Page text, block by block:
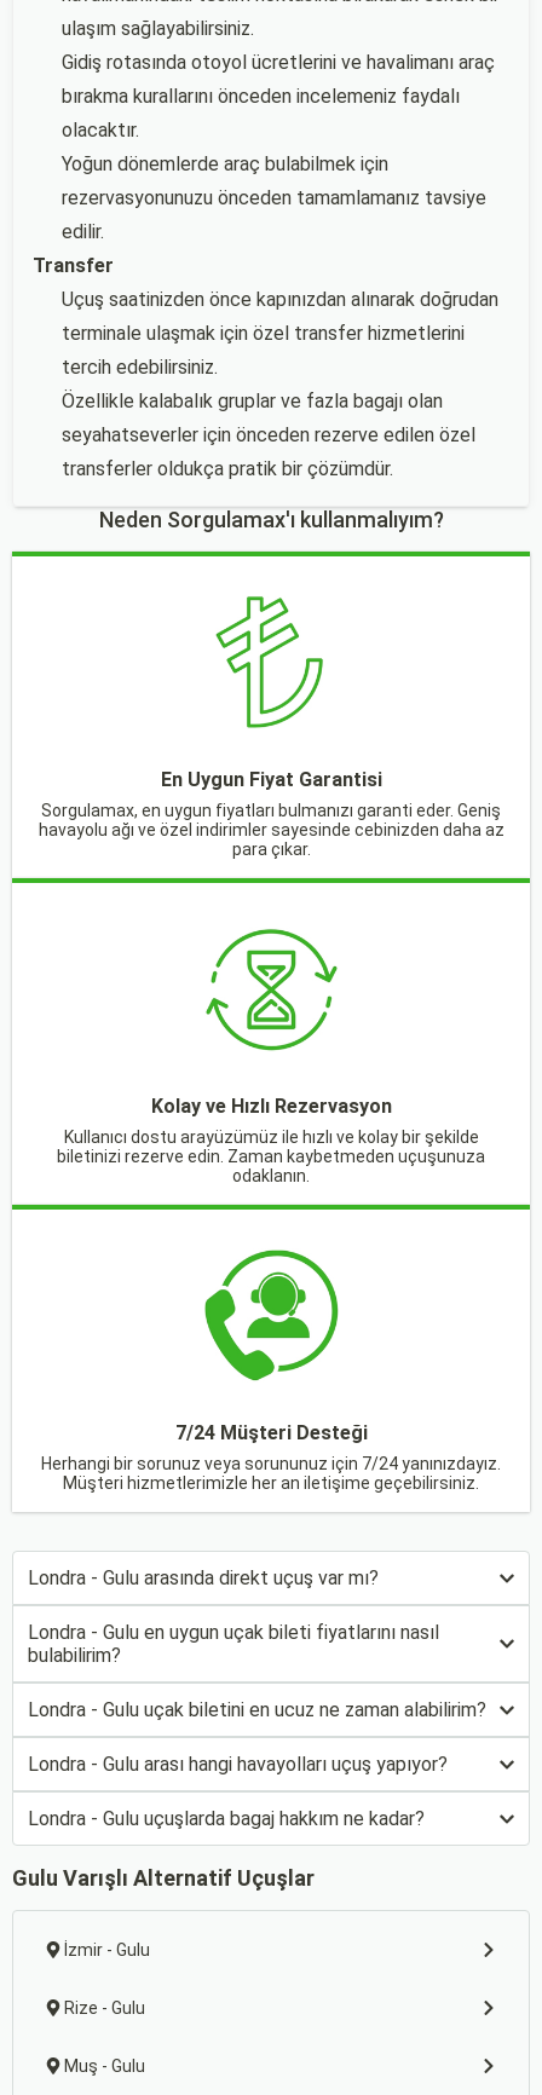
ulaşım sağlayabilirsiniz.
Gidiş rotasında otoyol ücretlerini ve havalimanı araç
bırakma kurallarını önceden incelemeniz faydalı
olacaktır.
Yoğun dönemlerde araç bulabilmek için
rezervasyonunuzu önceden tamamlamanız tavsiye
edilir.
Transfer
Uçuş saatinizden önce kapınızdan alınarak doğrudan
terminale ulaşmak için özel transfer hizmetlerini
tercih edebilirsiniz.
Özellikle kalabalık gruplar ve fazla bagajı olan
seyahatseverler için önceden rezerve edilen özel
transferler oldukça pratik bir çözümdür.
Neden Sorgulamax'ı kullanmalıyım?
En Uygun Fiyat Garantisi
Sorgulamax, en uygun fiyatları bulmanızı garanti eder. Geniş
havayolu ağı ve özel indirimler sayesinde cebinizden daha az
para çıkar.
Kolay ve Hızlı Rezervasyon
Kullanıcı dostu arayüzümüz ile hızlı ve kolay bir şekilde
biletinizi rezerve edin. Zaman kaybetmeden uçuşunuza
odaklanın.
7/24 Müşteri Desteği
Herhangi bir sorunuz veya sorununuz için 7/24 yanınızdayız.
Müşteri hizmetlerimizle her an iletişime geçebilirsiniz.
Londra - Gulu arasında direkt uçuş var mı?
Londra - Gulu en uygun uçak bileti fiyatlarını nasıl
bulabilirim?
Londra - Gulu uçak biletini en ucuz ne zaman alabilirim?
Londra - Gulu arası hangi havayolları uçuş yapıyor?
Londra - Gulu uçuşlarda bagaj hakkım ne kadar?
Gulu Varışlı Alternatif Uçuşlar
İzmir - Gulu
Rize - Gulu
Muş - Gulu